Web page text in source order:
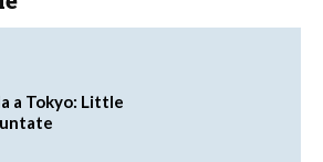
a Tokyo: Little